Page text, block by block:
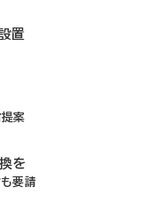
置
提案
を
要請